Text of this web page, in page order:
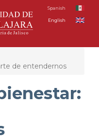
Spanish
English
de entendernos